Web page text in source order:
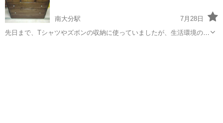
南大分駅
7月28日
先日まで、Tシャツやズボンの収納に使っていましたが、生活環境の変